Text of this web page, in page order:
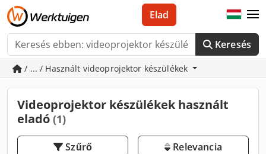
Keresés
Elad
/ ... / Használt videoprojektor készülékek
Videoprojektor készülékek használt
eladó (1)
Szűrő Relevancia